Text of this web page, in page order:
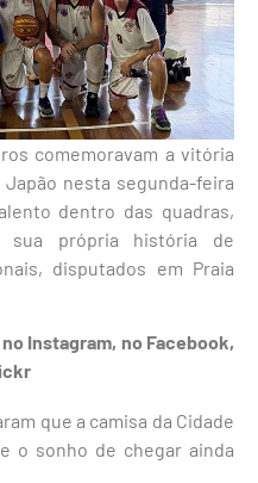
comemoravam a vitória
nesta segunda-feira
dentro das quadras,
sua própria história de
disputados em Praia
Instagram, no Facebook,
que a camisa da Cidade
o sonho de chegar ainda